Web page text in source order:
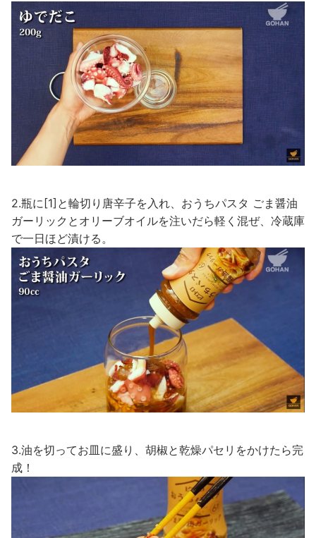
2.瓶に[1]と輪切り唐辛子を入れ、おうちパスタ ごま醤油
ガーリックとオリーブオイルを注いだら軽く混ぜ、冷蔵庫
で一日ほど漬ける。
3.油を切ってお皿に盛り、胡椒と乾燥パセリをかけたら完
成！